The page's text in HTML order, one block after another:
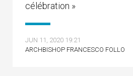
célébration »
JUN 11, 2020 19:21
ARCHBISHOP FRANCESCO FOLLO